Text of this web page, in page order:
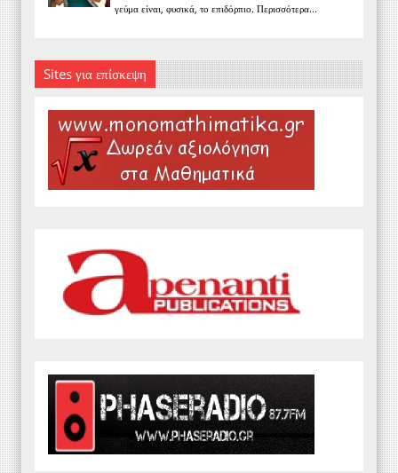
γεύμα είναι, φυσικά, το επιδόρπιο. Περισσότερα...
Sites για επίσκεψη